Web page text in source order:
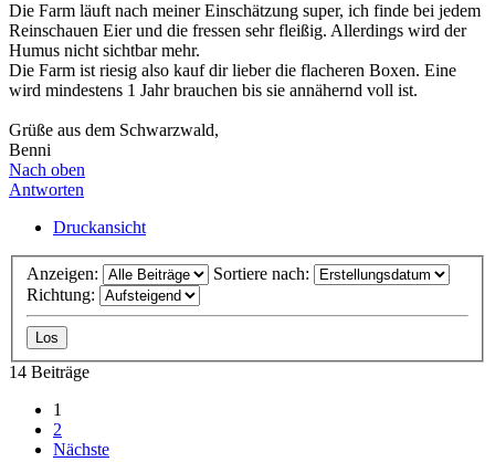
Die Farm läuft nach meiner Einschätzung super, ich finde bei jedem
Reinschauen Eier und die fressen sehr fleißig. Allerdings wird der
Humus nicht sichtbar mehr.
Die Farm ist riesig also kauf dir lieber die flacheren Boxen. Eine
wird mindestens 1 Jahr brauchen bis sie annähernd voll ist.
Grüße aus dem Schwarzwald,
Benni
Nach oben
Antworten
Druckansicht
Anzeigen:
Sortiere nach:
Richtung:
14 Beiträge
1
2
Nächste